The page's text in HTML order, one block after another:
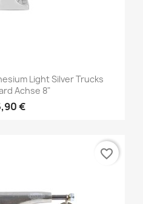
Light Silver Trucks
Achse 8"
€
favorite_border